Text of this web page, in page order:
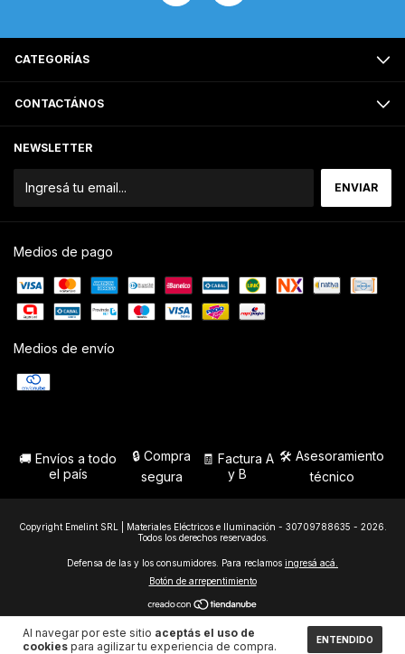
Al navegar por este sitio aceptás el uso de
cookies para agilizar tu experiencia de compra. ENTENDIDO
CATEGORÍAS
CONTACTÁNOS
NEWSLETTER
Medios de pago
Medios de envío
🚚 Envíos a todo
el país
🔒 Compra
segura
🧾 Factura A
y B
🛠️ Asesoramiento
técnico
Copyright Emelint SRL | Materiales Eléctricos e Iluminación - 30709788635 - 2026.
Todos los derechos reservados.
Defensa de las y los consumidores. Para reclamos ingresá acá.
Botón de arrepentimiento